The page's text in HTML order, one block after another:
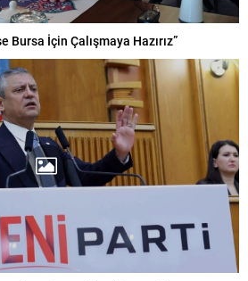
Bursa İçin Çalışmaya Hazırız”